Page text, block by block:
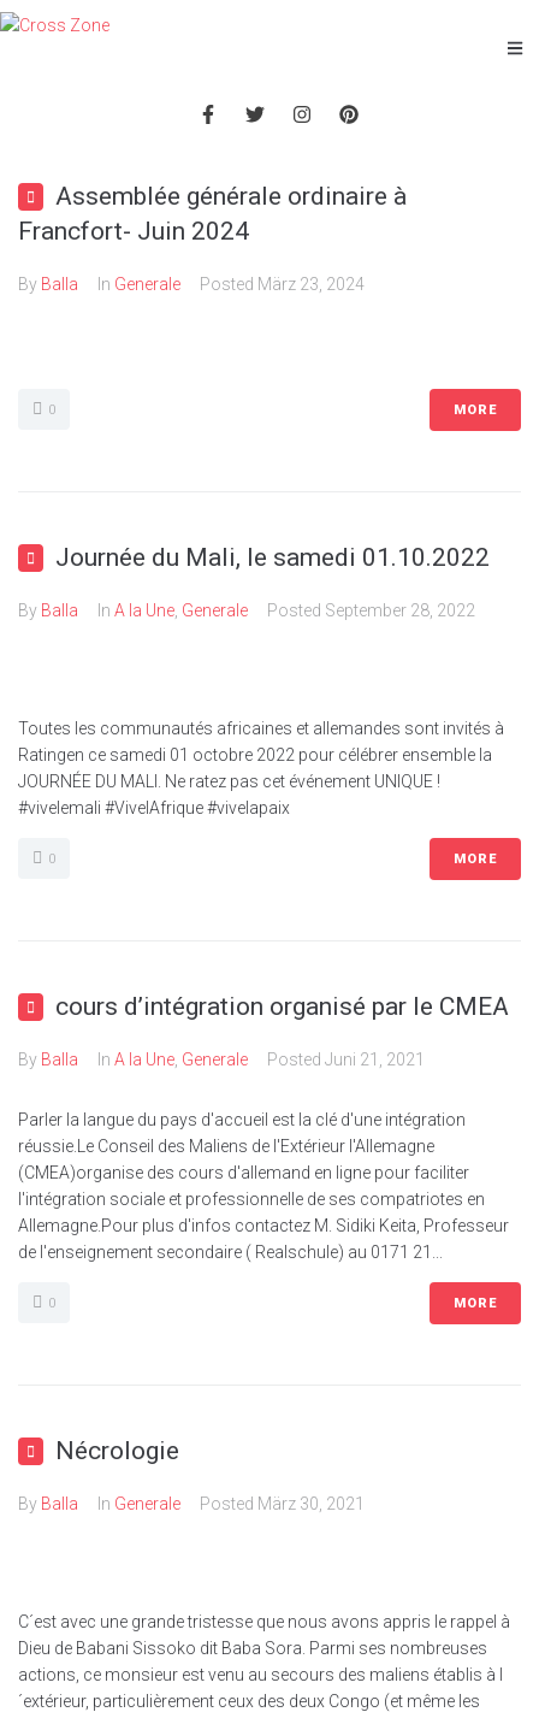
Assemblée générale ordinaire à
Francfort- Juin 2024
By Balla In Generale Posted März 23, 2024
0 MORE
Journée du Mali, le samedi 01.10.2022
By Balla In A la Une Generale Posted September 28, 2022
Toutes les communautés africaines et allemandes sont invités à
Ratingen ce samedi 01 octobre 2022 pour célébrer ensemble la
JOURNÉE DU MALI. Ne ratez pas cet événement UNIQUE !
#vivelemali #VivelAfrique #vivelapaix
0 MORE
cours d’intégration organisé par le CMEA
By Balla In A la Une Generale Posted Juni 21, 2021
Parler la langue du pays d'accueil est la clé d'une intégration
réussie.Le Conseil des Maliens de l'Extérieur l'Allemagne
(CMEA)organise des cours d'allemand en ligne pour faciliter
l'intégration sociale et professionnelle de ses compatriotes en
Allemagne.Pour plus d'infos contactez M. Sidiki Keita, Professeur
de l'enseignement secondaire ( Realschule) au 0171 21...
0 MORE
Nécrologie
By Balla In Generale Posted März 30, 2021
C´est avec une grande tristesse que nous avons appris le rappel à
Dieu de Babani Sissoko dit Baba Sora. Parmi ses nombreuses
actions, ce monsieur est venu au secours des maliens établis à l
´extérieur, particulièrement ceux des deux Congo (et même les